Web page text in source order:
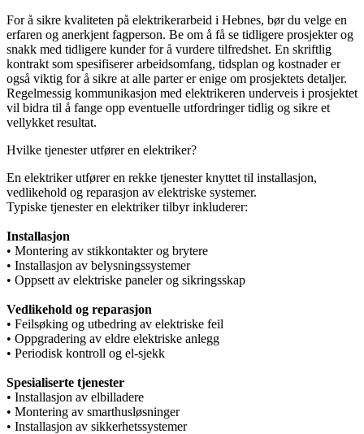
For å sikre kvaliteten på elektrikerarbeid i Hebnes, bør du velge en
erfaren og anerkjent fagperson. Be om å få se tidligere prosjekter og
snakk med tidligere kunder for å vurdere tilfredshet. En skriftlig
kontrakt som spesifiserer arbeidsomfang, tidsplan og kostnader er
også viktig for å sikre at alle parter er enige om prosjektets detaljer.
Regelmessig kommunikasjon med elektrikeren underveis i prosjektet
vil bidra til å fange opp eventuelle utfordringer tidlig og sikre et
vellykket resultat.
Hvilke tjenester utfører en elektriker?
En elektriker utfører en rekke tjenester knyttet til installasjon,
vedlikehold og reparasjon av elektriske systemer.
Typiske tjenester en elektriker tilbyr inkluderer:
Installasjon
• Montering av stikkontakter og brytere
• Installasjon av belysningssystemer
• Oppsett av elektriske paneler og sikringsskap
Vedlikehold og reparasjon
• Feilsøking og utbedring av elektriske feil
• Oppgradering av eldre elektriske anlegg
• Periodisk kontroll og el-sjekk
Spesialiserte tjenester
• Installasjon av elbilladere
• Montering av smarthusløsninger
• Installasjon av sikkerhetssystemer